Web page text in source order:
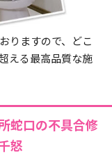
りますので、どこ
える最高品質な施
蛇口の不具合修
怒